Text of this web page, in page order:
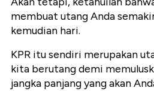
membuat utang Anda
kemudian hari.
KPR itu sendiri merupakan
kita berutang demi
jangka panjang yang akan